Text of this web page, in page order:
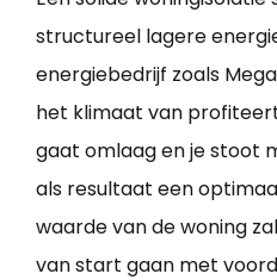
structureel lagere
energiebedrijf zoals
het klimaat van
gaat omlaag en je stoot
als resultaat een
waarde van de woning
van start gaan met